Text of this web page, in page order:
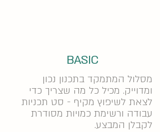
BASIC
מסלול המתמקד בתכנון נכון
ומדוייק. מכיל כל מה שצריך כדי
לצאת לשיפוץ מקיף - סט תכניות
עבודה ורשימת כמויות מסודרת
לקבלן המבצע.